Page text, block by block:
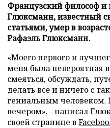
Французский философ и
Глюксманн, известный
статьями, умер в
Рафаэль Глюксманн.
«Моего первого и
меня была невероятная
смеяться, обсуждать,
делать все и ничего с
гениальным человеком.
вечером», - написал
своей странице в